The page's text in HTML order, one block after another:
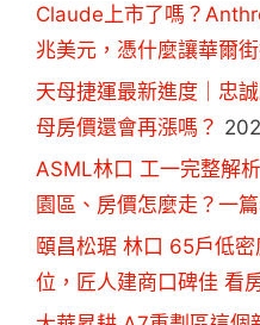
Claude上市了嗎？
兆美元，憑什麼讓華爾
天母捷運最新進度｜忠
母房價還會再漲嗎？
ASML林口 工一完整解
園區、房價怎麼走？一
頤昌松琚 林口 65戶低
位，匠人建商口碑佳 看